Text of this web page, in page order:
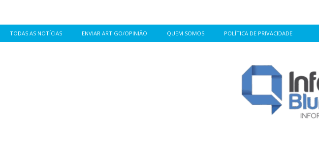
TODAS AS NOTÍCIAS ENVIAR ARTIGO/OPINIÃO QUEM SOMOS POLÍTICA DE PRIVACIDADE